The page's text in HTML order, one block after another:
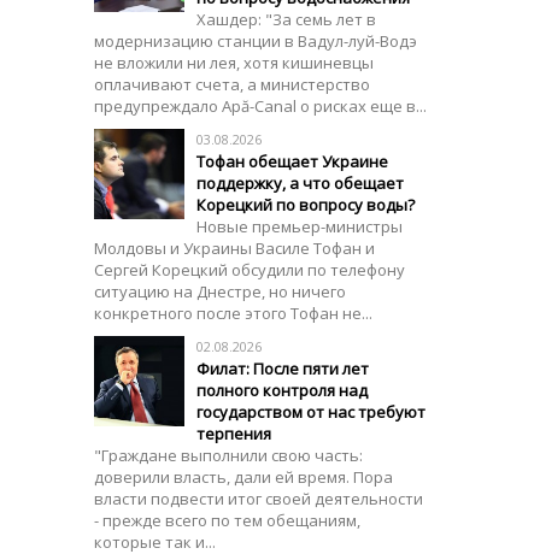
Хашдер: "За семь лет в
модернизацию станции в Вадул-луй-Водэ
не вложили ни лея, хотя кишиневцы
оплачивают счета, а министерство
предупреждало Apă-Canal о рисках еще в...
03.08.2026
Тофан обещает Украине
поддержку, а что обещает
Корецкий по вопросу воды?
Новые премьер-министры
Молдовы и Украины Василе Тофан и
Сергей Корецкий обсудили по телефону
ситуацию на Днестре, но ничего
конкретного после этого Тофан не...
02.08.2026
Филат: После пяти лет
полного контроля над
государством от нас требуют
терпения
"Граждане выполнили свою часть:
доверили власть, дали ей время. Пора
власти подвести итог своей деятельности
- прежде всего по тем обещаниям,
которые так и...